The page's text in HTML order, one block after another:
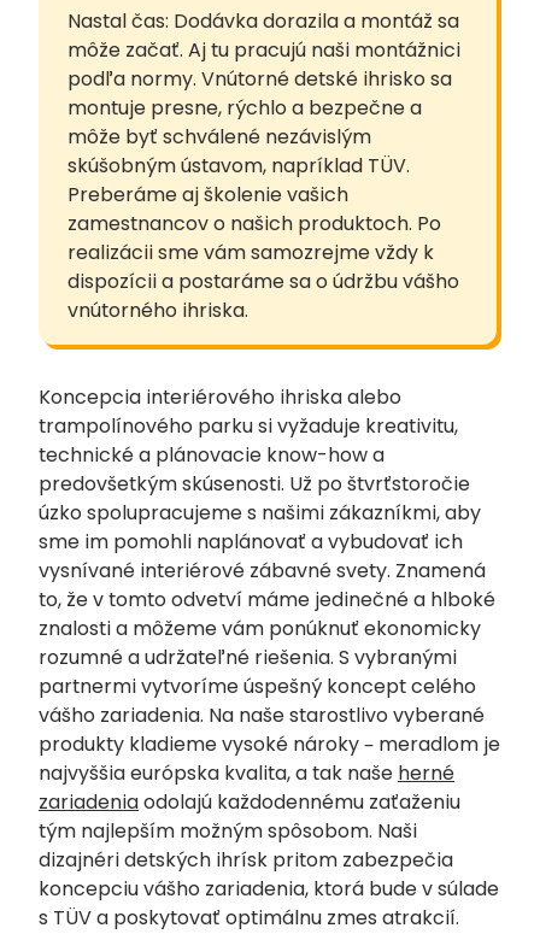
Nastal čas: Dodávka dorazila a montáž sa
môže začať. Aj tu pracujú naši montážnici
podľa normy. Vnútorné detské ihrisko sa
montuje presne, rýchlo a bezpečne a
môže byť schválené nezávislým
skúšobným ústavom, napríklad TÜV.
Preberáme aj školenie vašich
zamestnancov o našich produktoch. Po
realizácii sme vám samozrejme vždy k
dispozícii a postaráme sa o údržbu vášho
vnútorného ihriska.
Koncepcia interiérového ihriska alebo
trampolínového parku si vyžaduje kreativitu,
technické a plánovacie know-how a
predovšetkým skúsenosti. Už po štvrťstoročie
úzko spolupracujeme s našimi zákazníkmi, aby
sme im pomohli naplánovať a vybudovať ich
vysnívané interiérové zábavné svety. Znamená
to, že v tomto odvetví máme jedinečné a hlboké
znalosti a môžeme vám ponúknuť ekonomicky
rozumné a udržateľné riešenia. S vybranými
partnermi vytvoríme úspešný koncept celého
vášho zariadenia. Na naše starostlivo vyberané
produkty kladieme vysoké nároky – meradlom je
najvyššia európska kvalita, a tak naše herné
zariadeniaodolajú každodennému zaťaženiu
tým najlepším možným spôsobom. Naši
dizajnéri detských ihrísk pritom zabezpečia
koncepciu vášho zariadenia, ktorá bude v súlade
s TÜV a poskytovať optimálnu zmes atrakcií.